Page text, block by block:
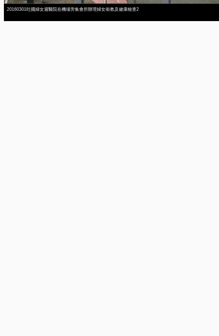
20160301吐國婦女週醫院在機場旁集會所辦理婦女衛教及健康檢查2